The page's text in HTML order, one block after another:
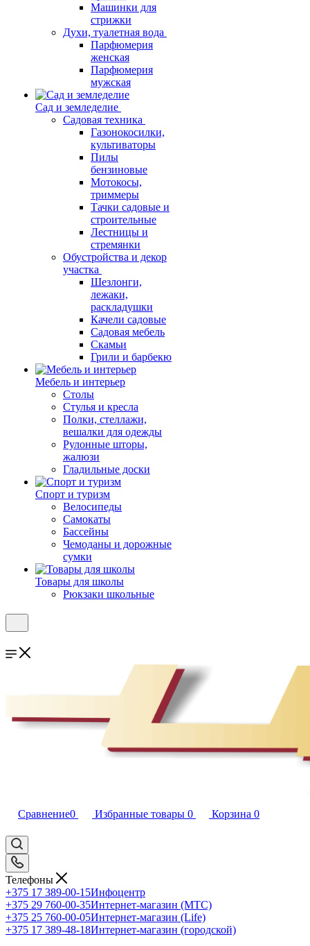
Машинки для
стрижки
Духи, туалетная вода
Парфюмерия
женская
Парфюмерия
мужская
Сад и земледелие
Садовая техника
Газонокосилки,
культиваторы
Пилы
бензиновые
Мотокосы,
триммеры
Тачки садовые и
строительные
Лестницы и
стремянки
Обустройства и декор
участка
Шезлонги,
лежаки,
раскладушки
Качели садовые
Садовая мебель
Скамьи
Грили и барбекю
Мебель и интерьер
Столы
Стулья и кресла
Полки, стеллажи,
вешалки для одежды
Рулонные шторы,
жалюзи
Гладильные доски
Спорт и туризм
Велосипеды
Самокаты
Бассейны
Чемоданы и дорожные
сумки
Товары для школы
Рюкзаки школьные
Сравнение0 Избранные товары 0 Корзина 0
Телефоны
+375 17 389-00-15Инфоцентр
+375 29 760-00-35Интернет-магазин (МТС)
+375 25 760-00-05Интернет-магазин (Life)
+375 17 389-48-18Интернет-магазин (городской)